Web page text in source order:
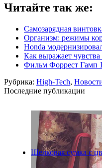
Читайте так же:
Самозарядная
Организм: режимы
Honda
Как выражает
Фильм Форрест Гамп
Рубрика: High-Tech,
Последние публикации
Шелковая сумка с